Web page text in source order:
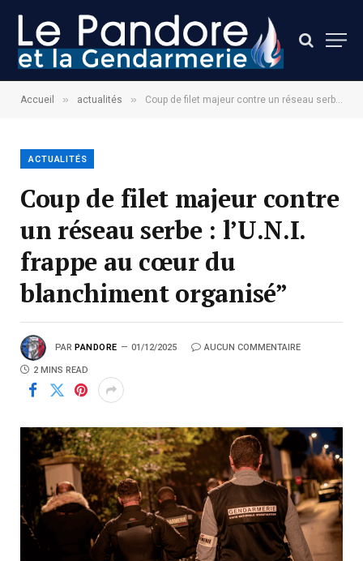
Accueil » actualités » Coup de filet majeur contre un réseau serbe : l’U.N.I. frappe au cœur du blanchiment organisé”
ACTUALITÉS
Coup de filet majeur contre
un réseau serbe : l’U.N.I.
frappe au cœur du
blanchiment organisé”
PAR PANDORE 01/12/2025 AUCUN COMMENTAIRE
2 MINS READ